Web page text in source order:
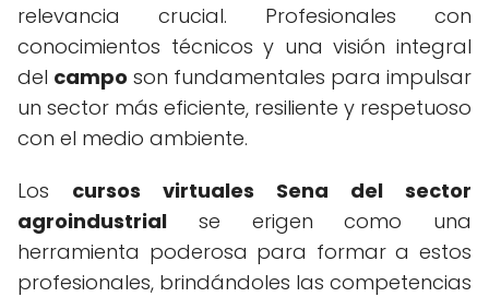
relevancia crucial. Profesionales con
conocimientos técnicos y una visión integral
del campo son fundamentales para impulsar
un sector más eficiente, resiliente y respetuoso
con el medio ambiente.
Los cursos virtuales Sena del sector
agroindustrial se erigen como una
herramienta poderosa para formar a estos
profesionales, brindándoles las competencias